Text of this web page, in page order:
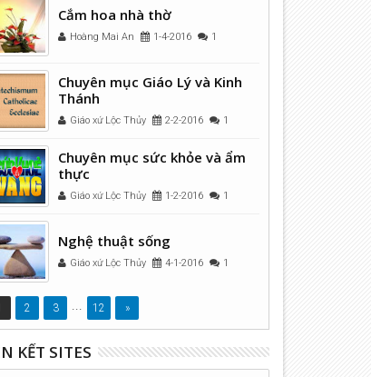
Phụng vụ
Mar
tường thuật của chị Catalina
Rives
Cắm hoa nhà thờ
Hoàng Mai An 1-4-2016 1
Chuyên mục Giáo Lý và Kinh
Thánh
Giáo xứ Lộc Thủy 2-2-2016 1
Chuyên mục sức khỏe và ẩm
thực
Giáo xứ Lộc Thủy 1-2-2016 1
Nghệ thuật sống
Giáo xứ Lộc Thủy 4-1-2016 1
2 3 ... 12 »
KẾT SITES